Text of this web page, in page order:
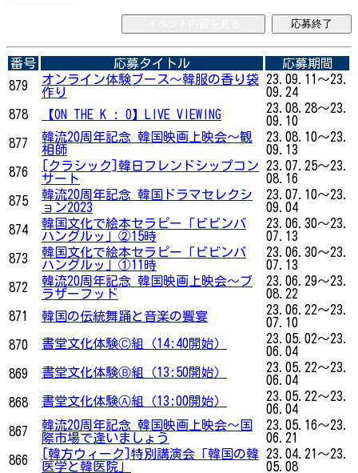
応募終了
番号 応募タイトル
応募期間
879
オンライン体験ブース〜韓服の香り袋
作り
23.09.11～23.
09.24
878
【ON THE K : O】LIVE VIEWING
23.08.28～23.
09.10
877
韓流20周年記念 韓国映画上映会〜観
相師
23.08.10～23.
09.13
876
[クラシック]韓日フレンドシップコン
サート
23.07.25～23.
08.16
875
韓流20周年記念 韓国ドラマセレクシ
ョン2023
23.07.10～23.
09.04
874
韓国文化で絵本セラピー「ビビンバ
ハングルッ」②15時
23.06.30～23.
07.13
873
韓国文化で絵本セラピー「ビビンバ
ハングルッ」①11時
23.06.30～23.
07.13
872
韓流20周年記念 韓国映画上映会〜ブ
ラザーフッド
23.06.29～23.
08.22
871
韓国の伝統舞踊と音楽の饗宴
23.06.22～23.
07.10
870
書堂文化体験Ⓒ組（14:40開始）
23.05.02～23.
06.04
869
書堂文化体験Ⓑ組（13:50開始）
23.05.22～23.
06.04
868
書堂文化体験Ⓐ組（13:00開始）
23.05.22～23.
06.04
867
韓流20周年記念 韓国映画上映会〜国
際市場で逢いましょう
23.05.16～23.
06.21
866
[韓方ウィーク]特別講演会「韓国の韓
医学と韓医院」
23.04.21～23.
05.08